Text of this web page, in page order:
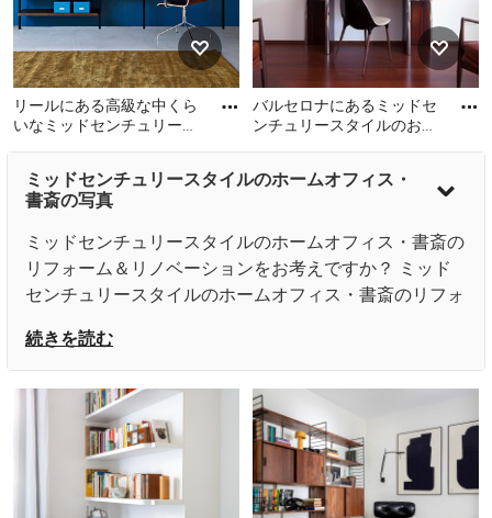
リールにある高級な中くら
いなミッドセンチュリース
床、
リールにある高級な中くら
いなミッドセンチュリース
タイルのおしゃれな書斎 (青
造り付け机) の写真
バルセロナにあるミッドセ
ンチュリースタイルのおし
バルセロナにあるミッドセ
ンチュリースタイルのおし
ミッドセンチュリースタイルのホームオフィス・
書斎の写真
ミッドセンチュリースタイルのホームオフィス・書斎の
リフォーム＆リノベーションをお考えですか？ ミッド
センチュリースタイルのホームオフィス・書斎のリフォ
や生活スタイルに合ったデザインアイデアを見つけてく
ださい。在宅ワークやSOHOなど自宅を仕事部屋と兼用
して使っている人はぜひとも選択肢に入れたい、ホーム
オフィス・書斎のスペース。自営業の方だけでなく、在
宅勤務を認可する会社が増えている背景もあり、そろそ
ろ自宅に仕事部屋が欲しいなと考える方も多いのではな
いのでしょうか。仕事への意欲と集中力を高め、効率と
続きを読む